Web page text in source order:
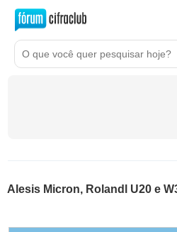
Alesis Micron, Rolandl U20 e